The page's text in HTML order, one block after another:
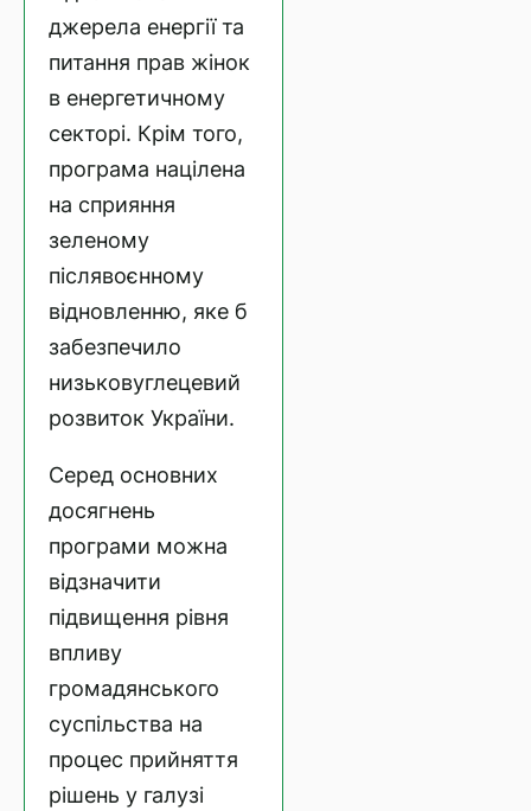
джерела енергії та
питання прав жінок
в енергетичному
секторі. Крім того,
програма націлена
на сприяння
зеленому
післявоєнному
відновленню, яке б
забезпечило
низьковуглецевий
розвиток України.
Серед основних
досягнень
програми можна
відзначити
підвищення рівня
впливу
громадянського
суспільства на
процес прийняття
рішень у галузі